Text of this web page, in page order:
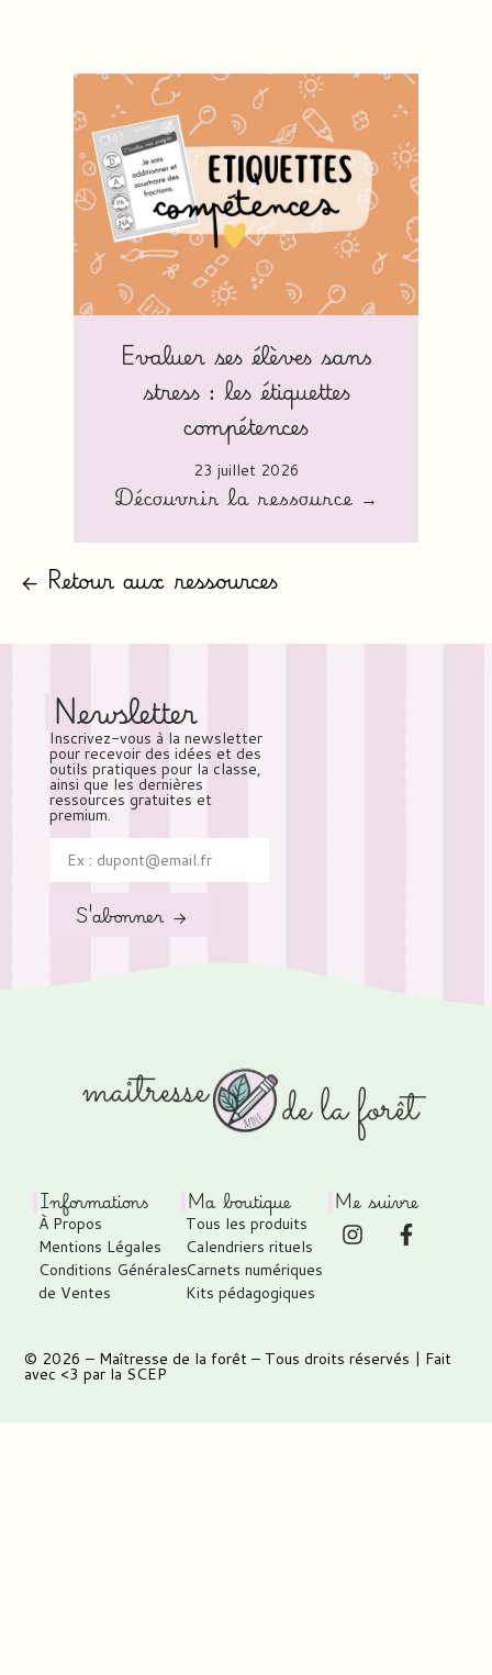
Evaluer ses élèves sans
stress : les étiquettes
compétences
23 juillet 2026
Découvrir la ressource →
← Retour aux ressources
Newsletter
Inscrivez-vous à la newsletter
pour recevoir des idées et des
outils pratiques pour la classe,
ainsi que les dernières
ressources gratuites et
premium.
S'abonner →
Informations
À Propos
Mentions Légales
Conditions Générales
de Ventes
Ma boutique
Tous les produits
Calendriers rituels
Carnets numériques
Kits pédagogiques
Me suivre
© 2026 – Maîtresse de la forêt – Tous droits réservés | Fait
avec <3 par la SCEP